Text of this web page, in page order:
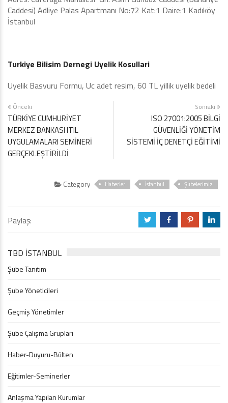
Caddesi) Adliye Palas Apartmanı No:72 Kat:1 Daire:1 Kadıköy
İstanbul
Turkiye Bilisim Dernegi Uyelik Kosullari
Uyelik Basvuru Formu, Uc adet resim, 60 TL yillik uyelik bedeli
Önceki
TÜRKİYE CUMHURİYET
MERKEZ BANKASI ITIL
UYGULAMALARI SEMİNERİ
GERÇEKLEŞTİRİLDİ
Sonraki
ISO 27001:2005 BİLGİ
GÜVENLİĞİ YÖNETİM
SİSTEMİ İÇ DENETÇİ EĞİTİMİ
Category Haberler İstanbul Şubelerimiz
Paylaş: a b d j
TBD İSTANBUL
Şube Tanıtım
Şube Yöneticileri
Geçmiş Yönetimler
Şube Çalışma Grupları
Haber-Duyuru-Bülten
Eğitimler-Seminerler
Anlaşma Yapılan Kurumlar